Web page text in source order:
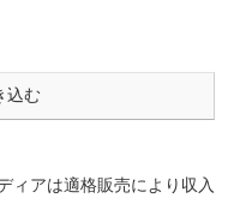
込む
ィアは適格販売により収入